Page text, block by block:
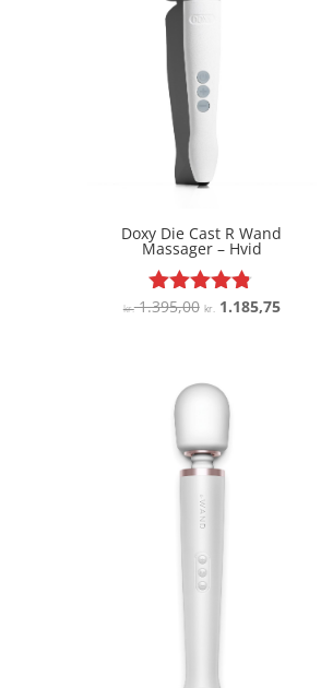
Doxy Die Cast R Wand
Massager – Hvid
Vurderet
kr.1.395,00 Den
var:
kr. 1.395,00.
kr.1.185,75Den